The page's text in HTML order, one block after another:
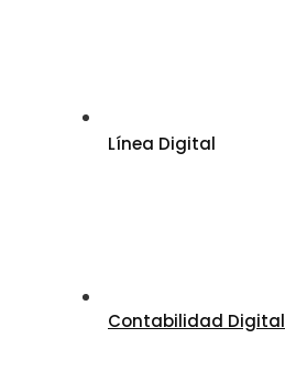
Línea Digital
Contabilidad Digital